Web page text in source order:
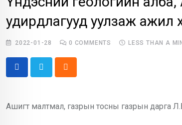
удирдлагууд уулзаж ажил
2022-01-28 0 COMMENTS LESS THAN A
Ашигт малтмал, газрын тосны газрын дарга